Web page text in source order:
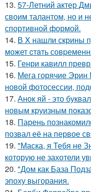
13. 57-Летний актер
своим талантом, но и
спортивной формой.
14. В X нашли скрины
может cтaть
15. Генри кавилл
16. Мега горячие
новой фотосессии,
17. Анок яй - это
новым круизным
18. Парень
позвал её на первое
19. "Маска, я Тебя не
которую не захотели
20. "Дом как База
эпоху выгорания.